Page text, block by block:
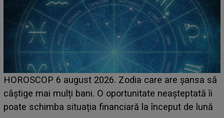
LINE-UP UNTOLD ONE, prima zi. Cine sunt artiștii
care deschid festivalul și de la ce ore au loc cele mai
așteptate concerte pe scena principală?